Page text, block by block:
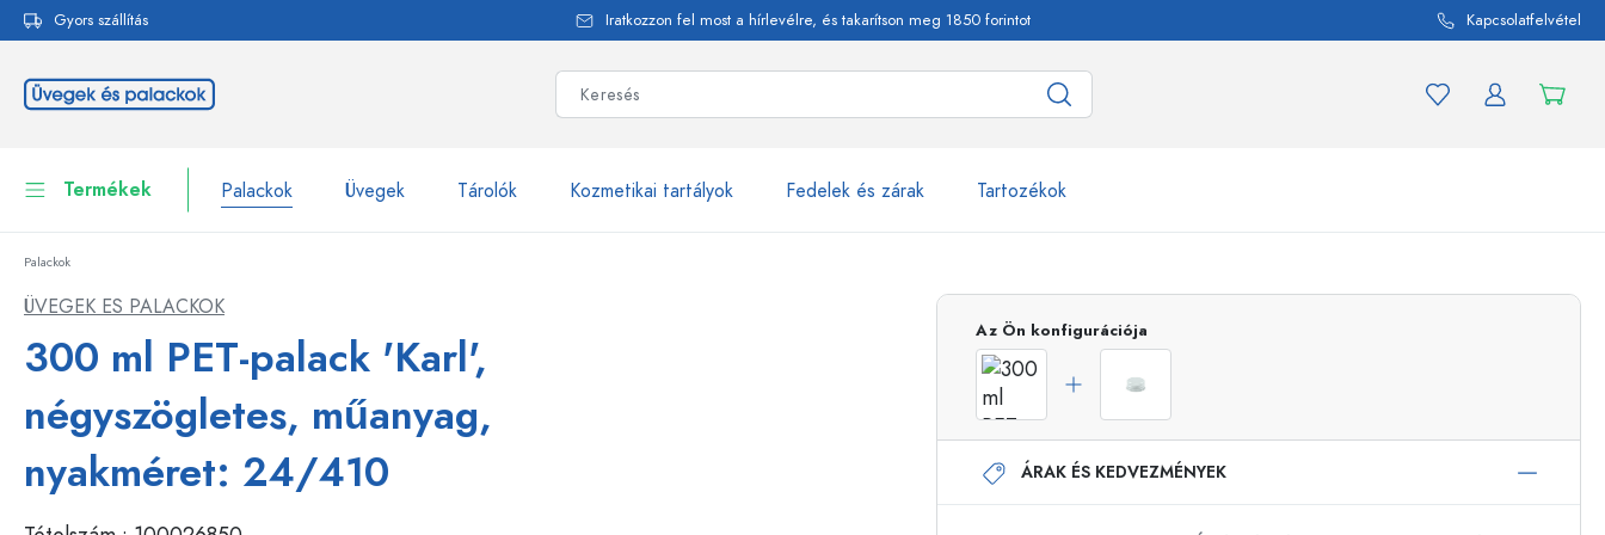
Ugrás a fő navigációhoz
Gyors szállítás Iratkozzon fel most a hírlevélre, és takarítson meg 1850 forintot Kapcsolatfelvétel
Termékek Palackok Üvegek Tárolók Kozmetikai tartályok Fedelek és zárak Tartozékok
Üvegek
Edények
Palackok márka szerint
Pipettás palackok
Airless adagolók
Roll-on palackok
A befőttes üvegekhez
Palackok
ÜVEGEK ES PALACKOK
300 ml PET-palack 'Karl',
négyszögletes, műanyag,
nyakméret: 24/410
Az Ön konfigurációja
ÁRAK ÉS KEDVEZMÉNYEK